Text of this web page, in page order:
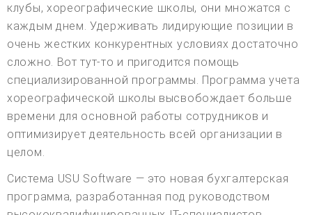
клубы, хореографические школы, они множатся с
каждым днем. Удерживать лидирующие позиции в
очень жестких конкурентных условиях достаточно
сложно. Вот тут-то и пригодится помощь
специализированной программы. Программа учета
хореографической школы высвобождает больше
времени для основной работы сотрудников и
оптимизирует деятельность всей организации в
целом.
Система USU Software — это новая бухгалтерская
программа, разработанная под руководством